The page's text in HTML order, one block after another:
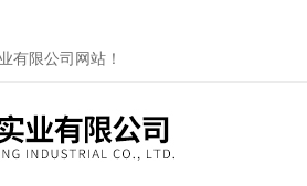
有限公司网站！